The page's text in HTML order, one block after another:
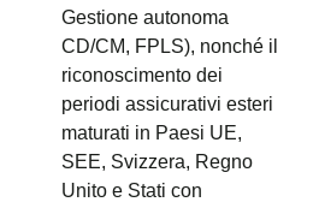
Gestione autonoma
CD/CM, FPLS), nonché il
riconoscimento dei
periodi assicurativi esteri
maturati in Paesi UE,
SEE, Svizzera, Regno
Unito e Stati con